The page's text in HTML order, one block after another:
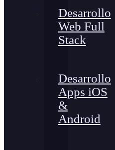
Desarrollo
Web Full
Stack
Desarrollo
Apps iOS
&
Android